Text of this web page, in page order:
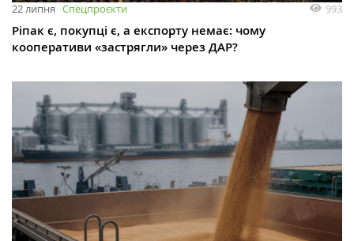
22 липня Спецпроєкти 993
Ріпак є, покупці є, а експорту немає: чому
кооперативи «застрягли» через ДАР?